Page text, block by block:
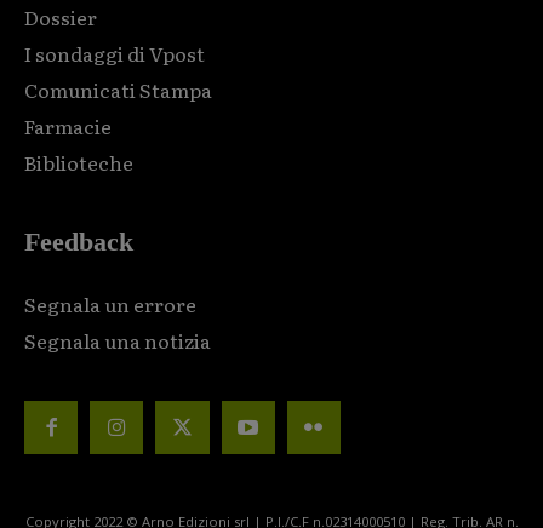
Dossier
I sondaggi di Vpost
Comunicati Stampa
Farmacie
Biblioteche
Feedback
Segnala un errore
Segnala una notizia
Copyright 2022 © Arno Edizioni srl | P.I./C.F n.02314000510 | Reg. Trib. AR n.